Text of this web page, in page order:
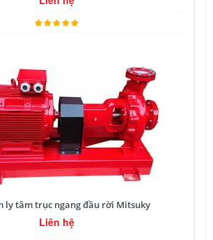
ly tâm trục ngang đầu rời Mitsuky
Liên hệ